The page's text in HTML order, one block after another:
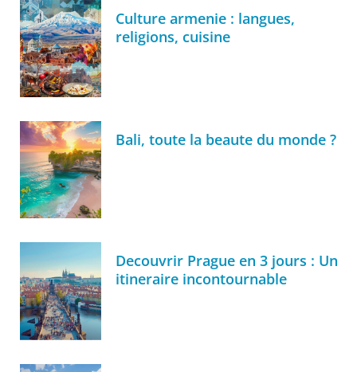
Culture armenie : langues,
religions, cuisine
Bali, toute la beaute du monde ?
Decouvrir Prague en 3 jours : Un
itineraire incontournable